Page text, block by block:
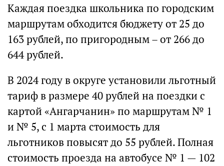
Каждая поездка школьника по городским
маршрутам обходится бюджету от 25 до
163 рублей, по пригородным – от 266 до
644 рублей.
В 2024 году в округе установили льготный
тариф в размере 40 рублей на поездки с
картой «Ангарчанин» по маршрутам № 1
и № 5, с 1 марта стоимость для
льготников повысят до 55 рублей. Полная
стоимость проезда на автобусе № 1 — 102